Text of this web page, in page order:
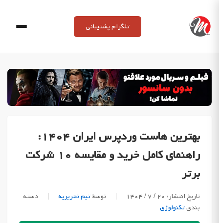
content
تلگرام پشتیبانی
بهترین هاست وردپرس ایران ۱۴۰۴:
راهنمای کامل خرید و مقایسه ۱۰ شرکت
برتر
تاریخ انتشار: ۲۰ / ۷ / ۱۴۰۴ | توسطتیم تحریریه |
دسته
بندیتکنولوژی